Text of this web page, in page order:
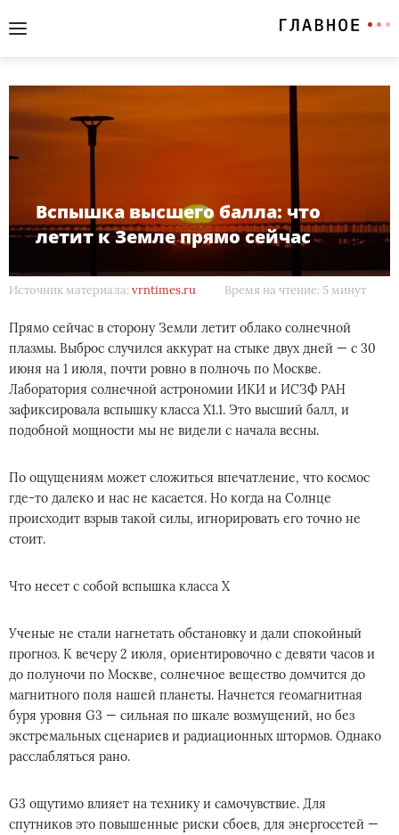
Вспышка высшего балла: что
летит к Земле прямо сейчас
Источник материала: vrntimes.ru Время на чтение: 5 минут
Прямо сейчас в сторону Земли летит облако солнечной
плазмы. Выброс случился аккурат на стыке двух дней — с 30
июня на 1 июля, почти ровно в полночь по Москве.
Лаборатория солнечной астрономии ИКИ и ИСЗФ РАН
зафиксировала вспышку класса X1.1. Это высший балл, и
подобной мощности мы не видели с начала весны.
По ощущениям может сложиться впечатление, что космос
где-то далеко и нас не касается. Но когда на Солнце
происходит взрыв такой силы, игнорировать его точно не
стоит.
Что несет с собой вспышка класса X
Ученые не стали нагнетать обстановку и дали спокойный
прогноз. К вечеру 2 июля, ориентировочно с девяти часов и
до полуночи по Москве, солнечное вещество домчится до
магнитного поля нашей планеты. Начнется геомагнитная
буря уровня G3 — сильная по шкале возмущений, но без
экстремальных сценариев и радиационных штормов. Однако
расслабляться рано.
G3 ощутимо влияет на технику и самочувствие. Для
спутников это повышенные риски сбоев, для энергосетей —